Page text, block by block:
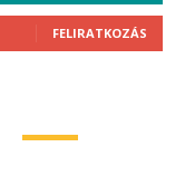
FELIRATKOZÁS